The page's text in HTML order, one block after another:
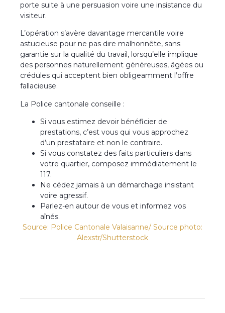
porte suite à une persuasion voire une insistance du
visiteur.
L’opération s’avère davantage mercantile voire
astucieuse pour ne pas dire malhonnête, sans
garantie sur la qualité du travail, lorsqu’elle implique
des personnes naturellement généreuses, âgées ou
crédules qui acceptent bien obligeamment l’offre
fallacieuse.
La Police cantonale conseille :
Si vous estimez devoir bénéficier de
prestations, c’est vous qui vous approchez
d’un prestataire et non le contraire.
Si vous constatez des faits particuliers dans
votre quartier, composez immédiatement le
117.
Ne cédez jamais à un démarchage insistant
voire agressif.
Parlez-en autour de vous et informez vos
aînés.
Source: Police Cantonale Valaisanne/ Source photo:
Alexstr/Shutterstock